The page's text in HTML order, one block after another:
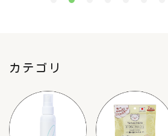
カテゴリ